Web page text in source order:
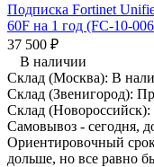
Подписка Fortinet
60F на 1 год (FC-10-
37 500 ₽
В наличии
Склад (Москва): В
Склад (Звенигород):
Склад (Новороссийск):
Самовывоз - сегодня,
Ориентировочный
дольше, но все равно